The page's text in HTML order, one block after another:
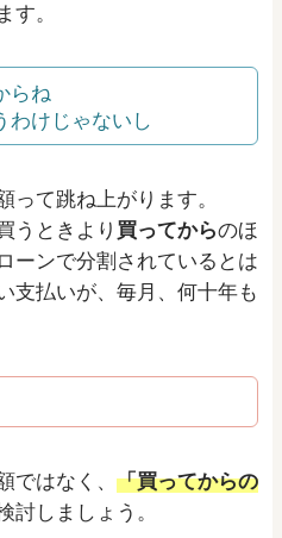
す。
らね
わけじゃないし
って跳ね上がります。
うときより 買ってからのほ
ーンで分割されているとは
支払いが、毎月、何十年も
ではなく、 「買ってからの
討しましょう。